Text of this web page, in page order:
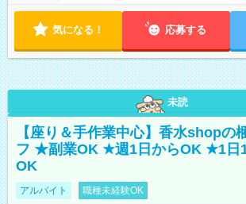
気になる！ 応募する
未読
【座り＆手作業中心】香水shopの
フ ★副業OK ★週1日からOK ★1日
OK
アルバイト 職種未経験OK